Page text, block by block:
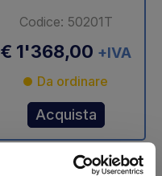
Codice: 50201T
€ 1'368,00 +IVA
Da ordinare
Acquista